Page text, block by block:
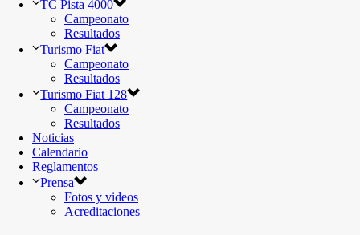
TC Pista 4000
Campeonato
Resultados
Turismo Fiat
Campeonato
Resultados
Turismo Fiat 128
Campeonato
Resultados
Noticias
Calendario
Reglamentos
Prensa
Fotos y videos
Acreditaciones